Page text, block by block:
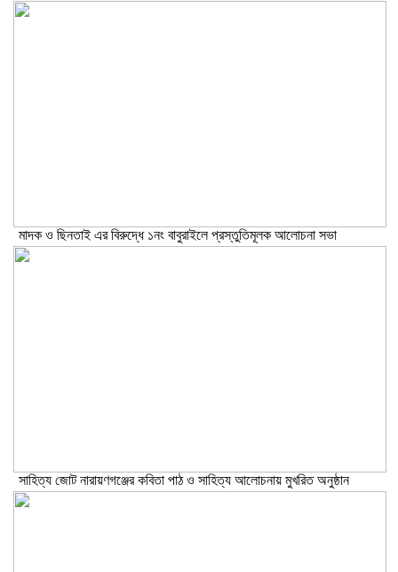
মাদক ও ছিনতাই এর বিরুদ্ধে ১নং বাবুরাইলে প্রস্তুতিমূলক আলোচনা সভা
সাহিত্য জোট নারায়ণগঞ্জের কবিতা পাঠ ও সাহিত্য আলোচনায় মুখরিত অনুষ্ঠান